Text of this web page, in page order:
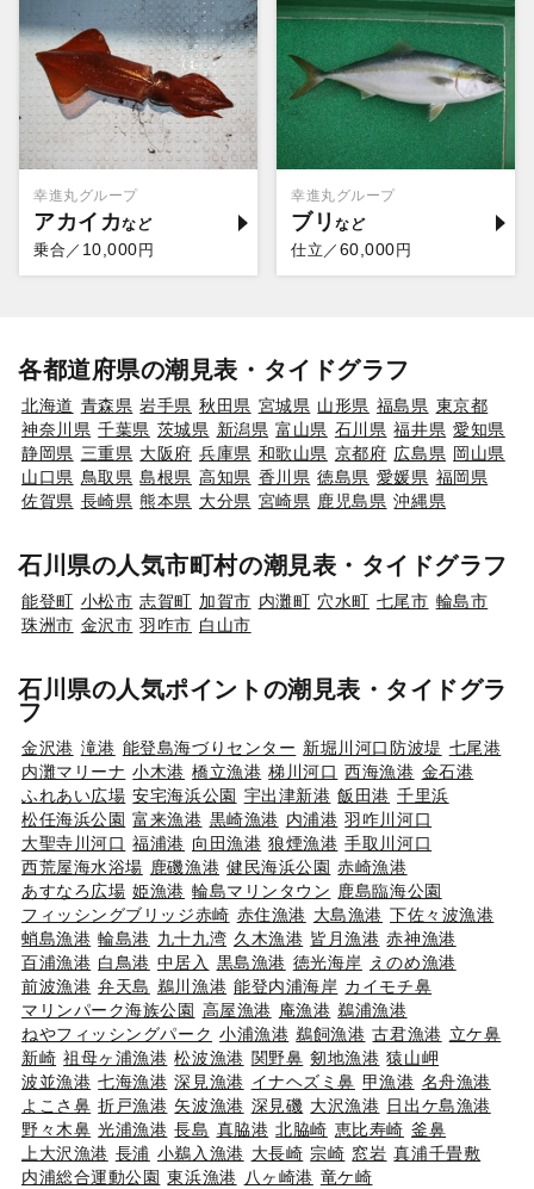
幸進丸グループ
アカイカ
乗合／ 10,000 円
幸進丸グループ
ブリ
仕立／ 60,000 円
各都道府県の潮見表・タイドグラフ
北海道 青森県 岩手県 秋田県 宮城県 山形県 福島県 東京都
神奈川県 千葉県 茨城県 新潟県 富山県 石川県 福井県 愛知県
静岡県 三重県 大阪府 兵庫県 和歌山県 京都府 広島県 岡山県
山口県 鳥取県 島根県 高知県 香川県 徳島県 愛媛県 福岡県
佐賀県 長崎県 熊本県 大分県 宮崎県 鹿児島県 沖縄県
石川県の人気市町村の潮見表・タイドグラフ
能登町 小松市 志賀町 加賀市 内灘町 穴水町 七尾市 輪島市
珠洲市 金沢市 羽咋市 白山市
石川県の人気ポイントの潮見表・タイドグラ
フ
金沢港 滝港 能登島海づりセンター 新堀川河口防波堤 七尾港
内灘マリーナ 小木港 橋立漁港 梯川河口 西海漁港 金石港
ふれあい広場 安宅海浜公園 宇出津新港 飯田港 千里浜
松任海浜公園 富来漁港 黒崎漁港 内浦港 羽咋川河口
大聖寺川河口 福浦港 向田漁港 狼煙漁港 手取川河口
西荒屋海水浴場 鹿磯漁港 健民海浜公園 赤崎漁港
あすなろ広場 姫漁港 輪島マリンタウン 鹿島臨海公園
フィッシングブリッジ赤崎 赤住漁港 大島漁港 下佐々波漁港
蛸島漁港 輪島港 九十九湾 久木漁港 皆月漁港 赤神漁港
百浦漁港 白鳥港 中居入 黒島漁港 徳光海岸 えのめ漁港
前波漁港 弁天島 鵜川漁港 能登内浦海岸 カイモチ鼻
マリンパーク海族公園 高屋漁港 庵漁港 鵜浦漁港
ねやフィッシングパーク 小浦漁港 鵜飼漁港 古君漁港 立ケ鼻
新崎 祖母ヶ浦漁港 松波漁港 関野鼻 剱地漁港 猿山岬
波並漁港 七海漁港 深見漁港 イナヘズミ鼻 甲漁港 名舟漁港
よこさ鼻 折戸漁港 矢波漁港 深見磯 大沢漁港 日出ケ島漁港
野々木鼻 光浦漁港 長島 真脇港 北脇崎 恵比寿崎 釜鼻
上大沢漁港 長浦 小鵜入漁港 大長崎 宗崎 窓岩 真浦千畳敷
内浦総合運動公園 東浜漁港 八ヶ崎港 竜ケ崎